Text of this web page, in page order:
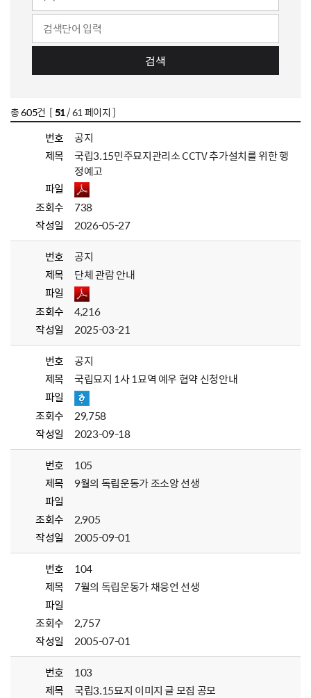
검색
총605건 [51/ 61 페이지 ]
번호
공지
제목
국립3.15민주묘지관리소 CCTV 추가설치를 위한 행
정예고
파일
조회수
738
작성일
2026-05-27
번호
공지
제목
단체 관람 안내
파일
조회수
4,216
작성일
2025-03-21
번호
공지
제목
국립묘지 1사 1묘역 예우 협약 신청안내
파일
조회수
29,758
작성일
2023-09-18
번호
105
제목
9월의 독립운동가 조소앙 선생
파일
조회수
2,905
작성일
2005-09-01
번호
104
제목
7월의 독립운동가 채응언 선생
파일
조회수
2,757
작성일
2005-07-01
번호
103
제목
국립3.15묘지 이미지 글 모집 공모